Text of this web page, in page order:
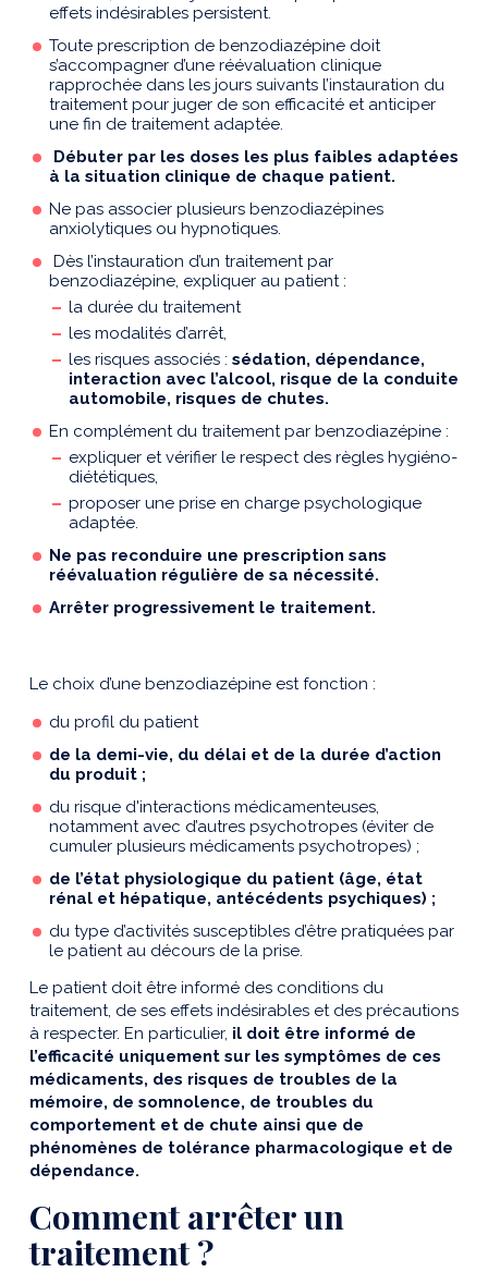
effets indésirables persistent.
Toute prescription de benzodiazépine doit
s’accompagner d’une réévaluation clinique
rapprochée dans les jours suivants l’instauration du
traitement pour juger de son efficacité et anticiper
une fin de traitement adaptée.
Débuter par les doses les plus faibles adaptées
à la situation clinique de chaque patient.
Ne pas associer plusieurs benzodiazépines
anxiolytiques ou hypnotiques.
Dès l’instauration d’un traitement par
benzodiazépine, expliquer au patient :
la durée du traitement
les modalités d’arrêt,
les risques associés : sédation, dépendance,
interaction avec l’alcool, risque de la conduite
automobile, risques de chutes.
En complément du traitement par benzodiazépine :
expliquer et vérifier le respect des règles hygiéno-
diététiques,
proposer une prise en charge psychologique
adaptée.
Ne pas reconduire une prescription sans
réévaluation régulière de sa nécessité.
Arrêter progressivement le traitement.
Le choix d’une benzodiazépine est fonction :
du profil du patient
de la demi-vie, du délai et de la durée d’action
du produit ;
du risque d'interactions médicamenteuses,
notamment avec d’autres psychotropes (éviter de
cumuler plusieurs médicaments psychotropes) ;
de l’état physiologique du patient (âge, état
rénal et hépatique, antécédents psychiques) ;
du type d’activités susceptibles d’être pratiquées par
le patient au décours de la prise.
Le patient doit être informé des conditions du
traitement, de ses effets indésirables et des précautions
à respecter. En particulier, il doit être informé de
l’efficacité uniquement sur les symptômes de ces
médicaments, des risques de troubles de la
mémoire, de somnolence, de troubles du
comportement et de chute ainsi que de
phénomènes de tolérance pharmacologique et de
dépendance.
Comment arrêter un
traitement ?